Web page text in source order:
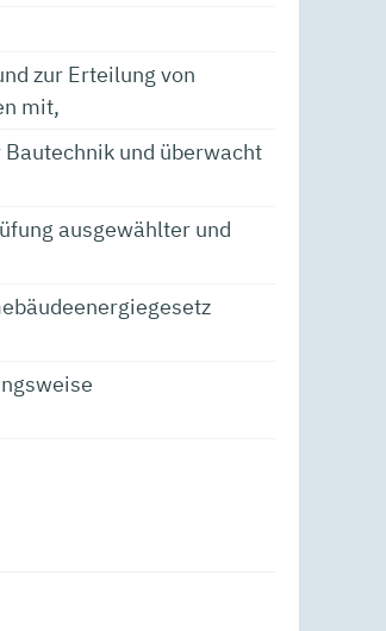
zur Erteilung von
mit,
und überwacht
ausgewählter und